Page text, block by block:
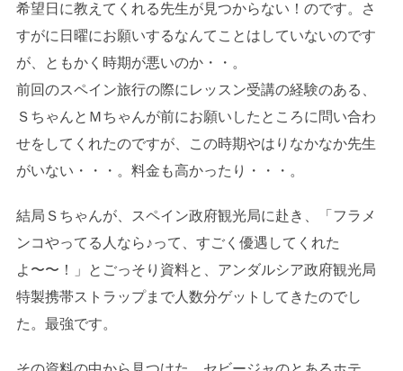
希望日に教えてくれる先生が見つからない！のです。さ
すがに日曜にお願いするなんてことはしていないのです
が、ともかく時期が悪いのか・・。
前回のスペイン旅行の際にレッスン受講の経験のある、
ＳちゃんとＭちゃんが前にお願いしたところに問い合わ
せをしてくれたのですが、この時期やはりなかなか先生
がいない・・・。料金も高かったり・・・。
結局Ｓちゃんが、スペイン政府観光局に赴き、「フラメ
ンコやってる人なら♪って、すごく優遇してくれた
よ〜〜！」とごっそり資料と、アンダルシア政府観光局
特製携帯ストラップまで人数分ゲットしてきたのでし
た。最強です。